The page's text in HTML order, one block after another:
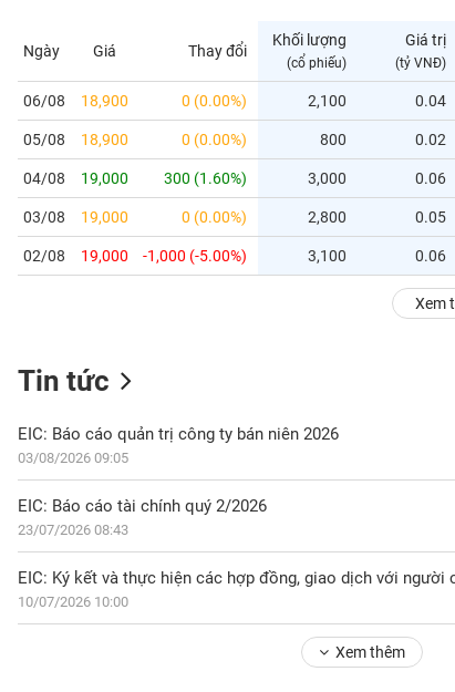
Ngày Giá Thay đổi
Khối lượng
(cổ phiếu)
Giá trị
(tỷ VNĐ)
06/08 18,900 0 (0.00%) 2,100 0.04
05/08 18,900 0 (0.00%) 800 0.02
04/08 19,000 300 (1.60%) 3,000 0.06
03/08 19,000 0 (0.00%) 2,800 0.05
02/08 19,000 -1,000 (-5.00%) 3,100 0.06
Xem
Tin tức
EIC: Báo cáo quản trị công ty bán niên 2026
03/08/2026 09:05
EIC: Báo cáo tài chính quý 2/2026
23/07/2026 08:43
EIC: Ký kết và thực hiện các hợp đồng, giao dịch với người
10/07/2026 10:00
Xem thêm
CÁ
NHÂN
PHÂN
TÍCH
VIETSTOCKFINANCE
DOANH
NGHIỆP
CỔ
PHIẾU